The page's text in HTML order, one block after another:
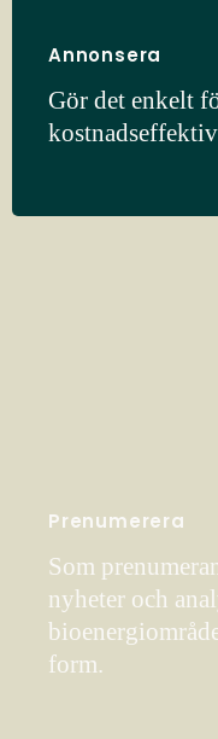
Annonsera
Gör det enkelt
Prenumerera
Som
nyheter och
form.